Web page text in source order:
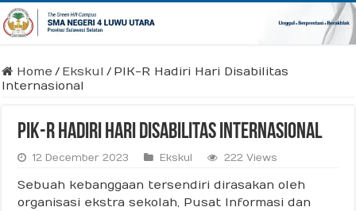
Home / Ekskul / PIK-R Hadiri Hari Disabilitas
Internasional
PIK-R Hadiri Hari Disabilitas Internasional
12 December 2023 Ekskul 222 Views
Sebuah kebanggaan tersendiri dirasakan oleh
organisasi ekstra sekolah, Pusat Informasi dan